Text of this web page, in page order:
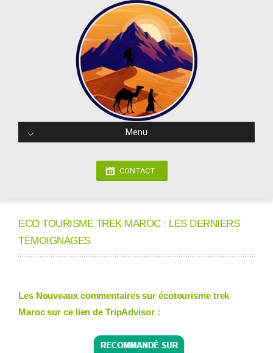
Menu
CONTACT
ECO TOURISME TREK MAROC : LES DERNIERS
TÉMOIGNAGES
Les Nouveaux commentaires sur écotourisme trek
Maroc sur ce lien de TripAdvisor :